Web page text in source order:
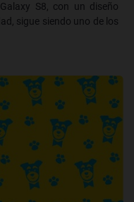
S8, con un diseño
sigue siendo uno de los